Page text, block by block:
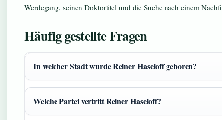
Werdegang, seinen Doktortitel und die Suche nach einem
Häufig gestellte Fragen
In welcher Stadt wurde Reiner Haseloff geboren?
Welche Partei vertritt Reiner Haseloff?